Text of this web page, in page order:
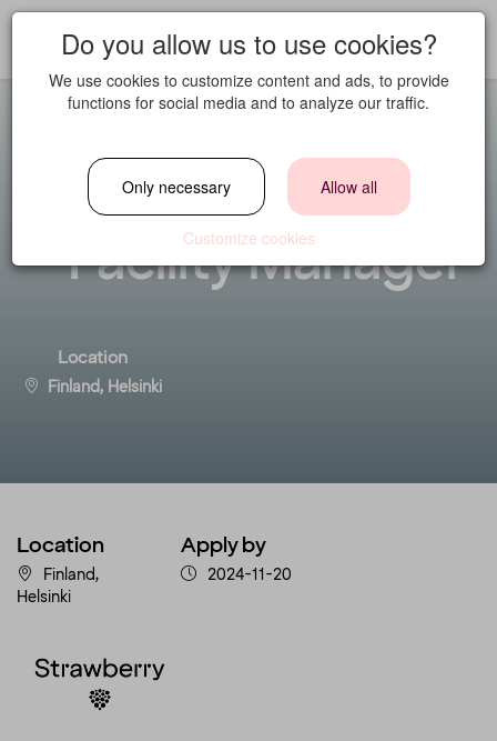
Kiinteistöpäällikkö
- Facility Manager
Location
Finland, Helsinki
Location
Finland,
Helsinki
Apply by
2024-11-20
Do you allow us to use cookies?
We use cookies to customize content and ads, to provide
functions for social media and to analyze our traffic.
Only necessary Allow all
Customize cookies